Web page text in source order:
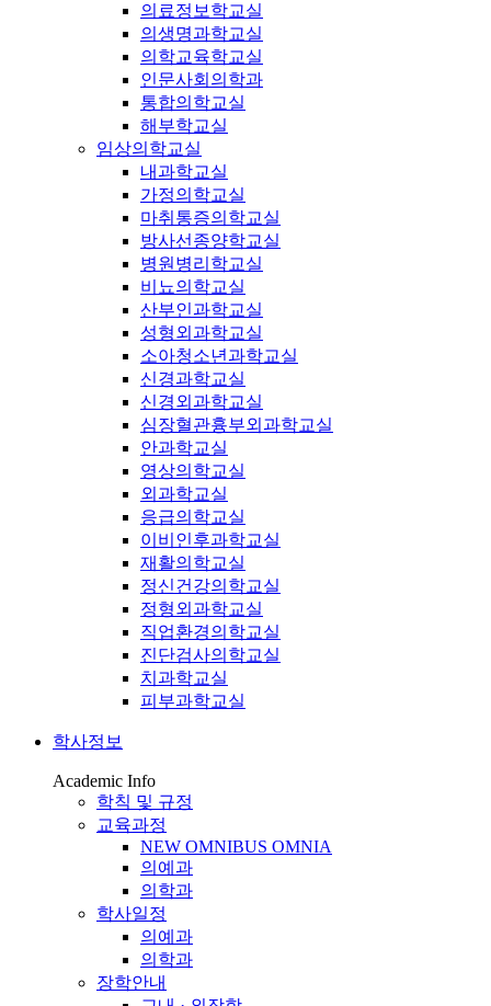
의료정보학교실
의생명과학교실
의학교육학교실
인문사회의학과
통합의학교실
해부학교실
임상의학교실
내과학교실
가정의학교실
마취통증의학교실
방사선종양학교실
병원병리학교실
비뇨의학교실
산부인과학교실
성형외과학교실
소아청소년과학교실
신경과학교실
신경외과학교실
심장혈관흉부외과학교실
안과학교실
영상의학교실
외과학교실
응급의학교실
이비인후과학교실
재활의학교실
정신건강의학교실
정형외과학교실
직업환경의학교실
진단검사의학교실
치과학교실
피부과학교실
학사정보
Academic Info
학칙 및 규정
교육과정
NEW OMNIBUS OMNIA
의예과
의학과
학사일정
의예과
의학과
장학안내